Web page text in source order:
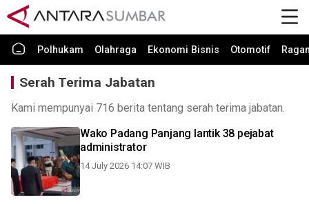
Polhukam Olahraga Ekonomi Bisnis Otomotif
Serah Terima Jabatan
Kami mempunyai 716 berita tentang serah terima jabatan.
Wako Padang Panjang lantik 38 pejabat
administrator
14 July 2026 14:07 WIB